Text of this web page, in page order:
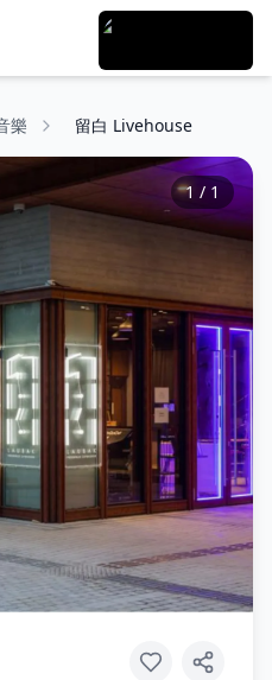
樂 留白 Livehouse
1 / 1